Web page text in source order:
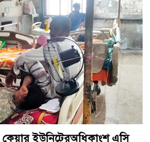
ইউনিটেরঅধিকাংশ এসি